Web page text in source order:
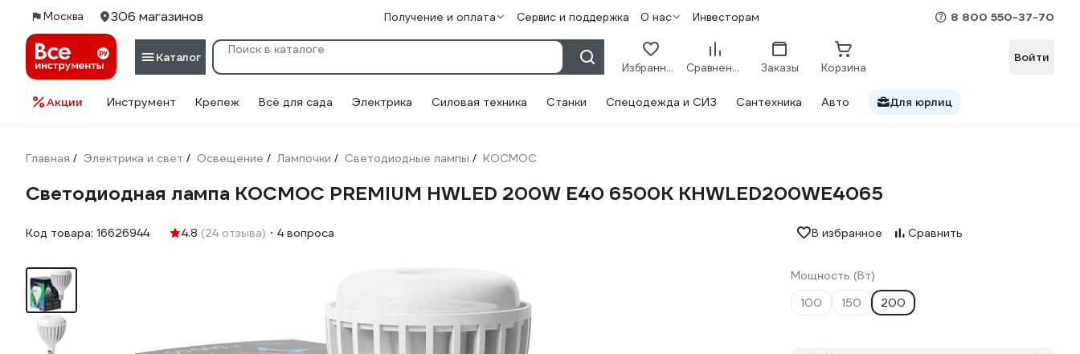
Москва 306 магазинов Получение и оплата Сервис и поддержка О нас Инвесторам 8 800 550-37-70
Каталог
Избранное Сравнение Заказы Корзина
Войти
Акции Инструмент Крепеж Всё для сада Электрика Силовая техника Станки Спецодежда и СИЗ Сантехника Авто Для юрлиц
Главная / Электрика и свет / Освещение / Лампочки / Светодиодные лампы / КОСМОС
Светодиодная лампа КОСМОС PREMIUM HWLED 200W E40 6500K KHWLED200WE4065
Код товара: 16626944 4.8 (24 отзыва) 4 вопроса В избранное Сравнить
Мощность (Вт)
100
150 200